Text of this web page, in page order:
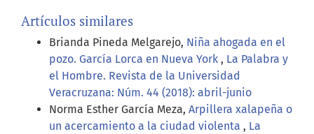
Artículos similares
Brianda Pineda Melgarejo, Niña ahogada en el
pozo. García Lorca en Nueva York , La Palabra y
el Hombre. Revista de la Universidad
Veracruzana: Núm. 44 (2018): abril-junio
Norma Esther García Meza, Arpillera xalapeña o
un acercamiento a la ciudad violenta , La